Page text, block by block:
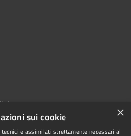
×
sui cookie
e assimilati strettamente necessari al